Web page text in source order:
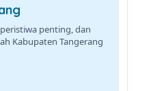
penting, dan
Kabupaten Tangerang